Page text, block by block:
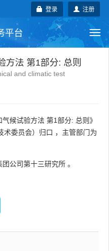
注册
登录
平台
准 地方标准
方法 第1部分: 总则
and climatic test
候试验方法 第1部分: 总则》
术委员会）归口 ，主管部门为
团公司第十三研究所 。